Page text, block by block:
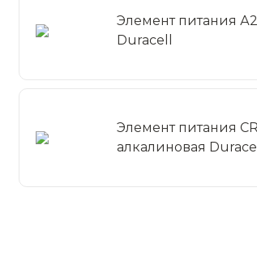
Элемент питания
Duracell
Элемент питания
алкалиновая Duracell